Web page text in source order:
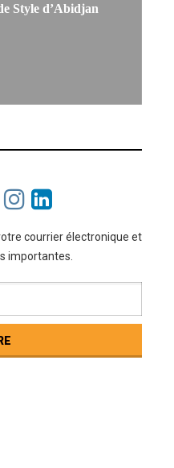
Style d’Abidjan
courrier électronique et
importantes.